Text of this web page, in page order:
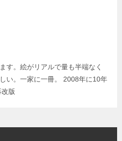
す。絵がリアルで量も半端なく
い。一家に一冊。 2008年に10年
版